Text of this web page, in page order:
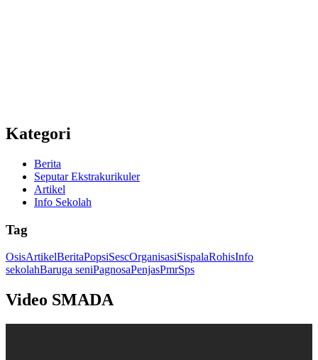
Kategori
Berita
Seputar Ekstrakurikuler
Artikel
Info Sekolah
Tag
OsisArtikelBeritaPopsiSescOrganisasiSispalaRohisInfo
sekolahBaruga seniPagnosaPenjasPmrSps
Video SMADA